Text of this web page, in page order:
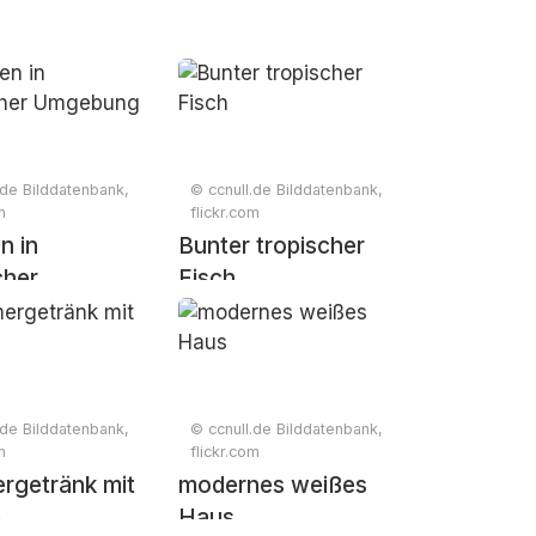
Bilddatenbank,
in
© ccnull.de Bilddatenbank,
flickr.com
Bunter tropischer
Fisch
Bilddatenbank,
mit
© ccnull.de Bilddatenbank,
flickr.com
modernes weißes
Haus